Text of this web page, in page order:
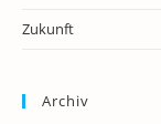
Zukunft
Archiv